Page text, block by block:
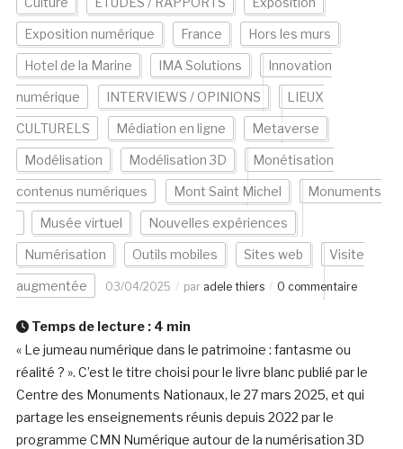
Exposition numérique France Hors les murs
Hotel de la Marine IMA Solutions Innovation
numérique INTERVIEWS / OPINIONS LIEUX
CULTURELS Médiation en ligne Metaverse
Modélisation Modélisation 3D Monétisation
contenus numériques Mont Saint Michel Monuments
Musée virtuel Nouvelles expériences
Numérisation Outils mobiles Sites web Visite
augmentée 03/04/2025 par adele thiers 0 commentaire
Temps de lecture : 4 min
« Le jumeau numérique dans le patrimoine : fantasme ou
réalité ? ». C’est le titre choisi pour le livre blanc publié par le
Centre des Monuments Nationaux, le 27 mars 2025, et qui
partage les enseignements réunis depuis 2022 par le
programme CMN Numérique autour de la numérisation 3D